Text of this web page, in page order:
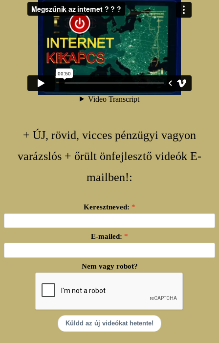
+ ÚJ, rövid, vicces pénzügyi vagyon
varázslós + őrült önfejlesztő videók E-
mailben!:
Keresztneved:
E-mailed:
Nem vagy robot?
Küldd az új videókat hetente!